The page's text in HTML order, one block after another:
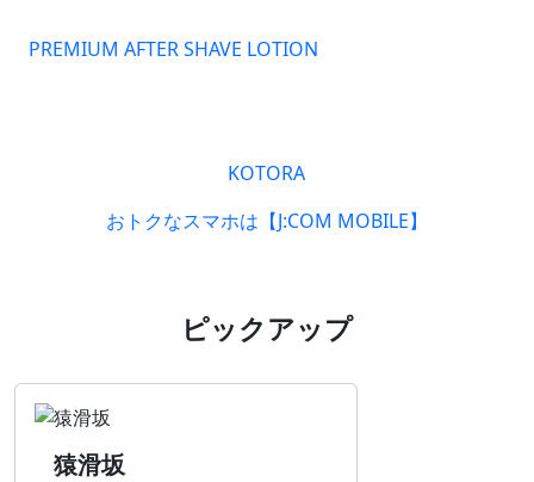
PREMIUM AFTER SHAVE LOTION
KOTORA
おトクなスマホは【J:COM MOBILE】
ピックアップ
猿滑坂